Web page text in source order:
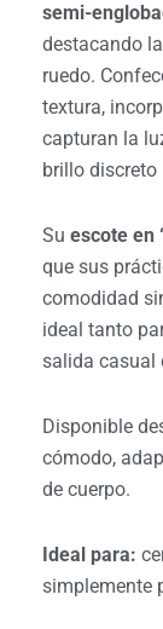
semi-
destacando
ruedo.
textura,
capturan la
brillo discreto
Su escote en
que sus
comodidad
ideal tanto
salida casual
Disponible
cómodo,
de cuerpo.
Ideal para:
simplemente